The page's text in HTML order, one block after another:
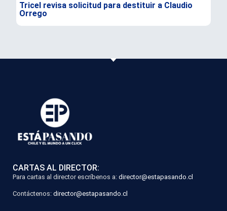
Tricel revisa solicitud para destituir a Claudio
Orrego
CARTAS AL DIRECTOR:
Para cartas al director escríbenos a: director@estapasando.cl
Contáctenos: director@estapasando.cl